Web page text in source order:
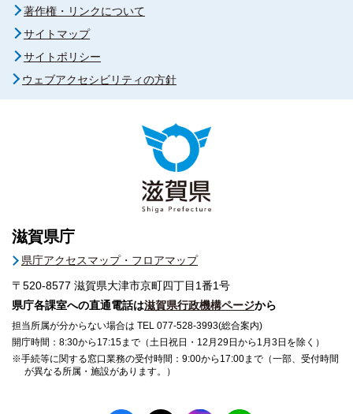
著作権・リンクについて
サイトマップ
サイトポリシー
ウェブアクセシビリティの方針
滋賀県庁
県庁アクセスマップ・フロアマップ
〒520-8577 滋賀県大津市京町四丁目1番1号
県庁各課室への直通電話は滋賀県行政機構ページから
担当所属が分からない場合は TEL 077-528-3993(総合案内)
開庁時間：8:30から17:15まで（土日祝日・12月29日から1月3日を除く）
※手続等に関する窓口業務の受付時間：9:00から17:00まで（一部、受付時間
が異なる所属・施設があります。）